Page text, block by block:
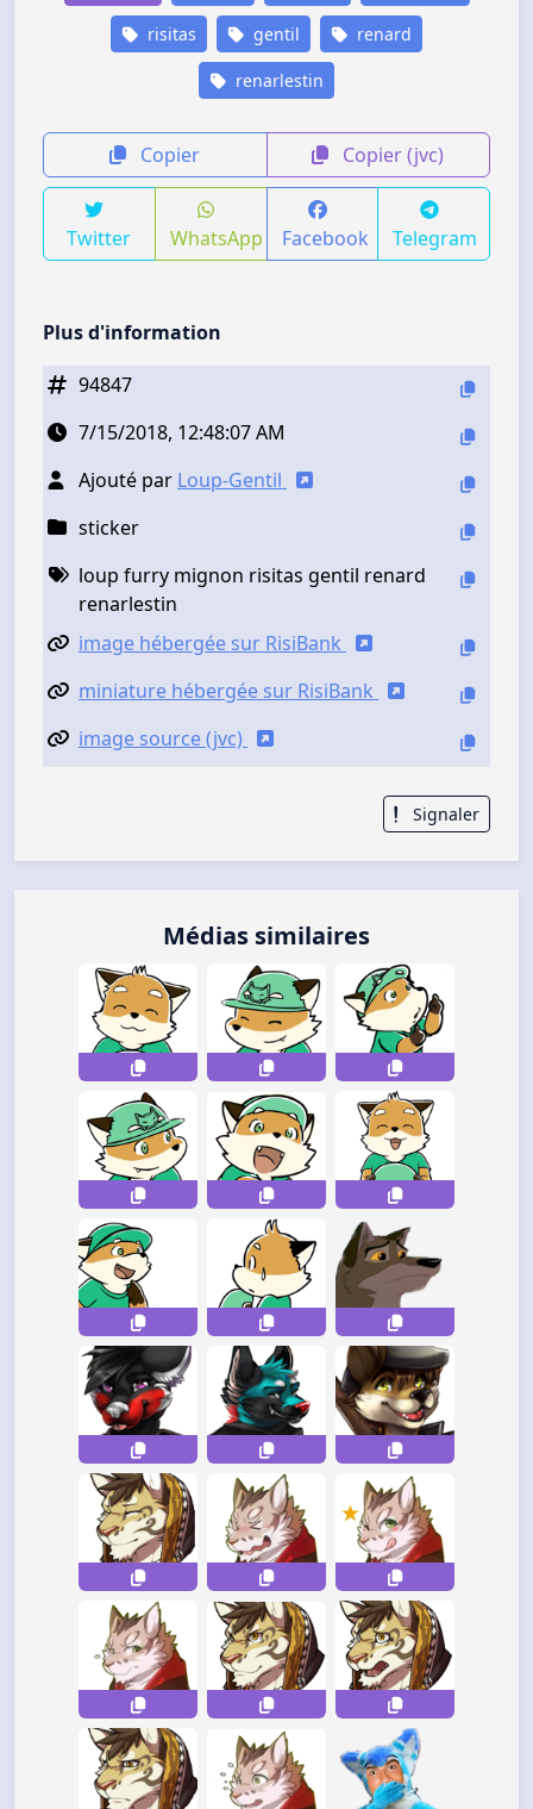
risitas gentil renard
renarlestin
Copier Copier (jvc)
Twitter WhatsApp Facebook Telegram
Plus d'information
94847
7/15/2018, 12:48:07 AM
Ajouté par Loup-Gentil
sticker
loup furry mignon risitas gentil renard
renarlestin
image hébergée sur RisiBank
miniature hébergée sur RisiBank
image source (jvc)
Signaler
Médias similaires